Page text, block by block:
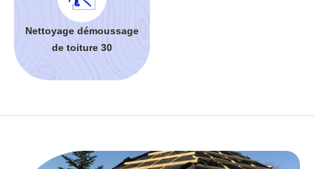
Nettoyage démoussage
de toiture 30